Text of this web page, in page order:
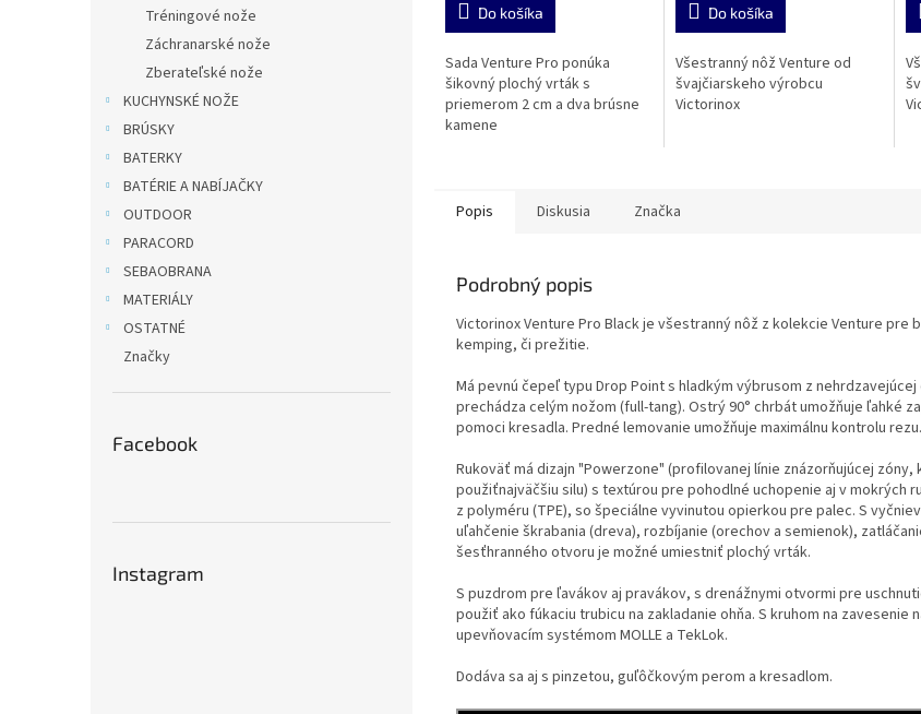
Tréningové nože
Záchranarské nože
Zberateľské nože
KUCHYNSKÉ NOŽE
BRÚSKY
BATERKY
BATÉRIE A NABÍJAČKY
OUTDOOR
PARACORD
SEBAOBRANA
MATERIÁLY
OSTATNÉ
Značky
Facebook
Instagram
Do košíka
Sada Venture Pro ponúka
šikovný plochý vrták s
priemerom 2 cm a dva brúsne
kamene
Do košíka
Všestranný nôž Venture od
švajčiarskeho výrobcu
Victorinox
Popis Diskusia Značka
Podrobný popis
Victorinox Venture Pro Black je všestranný nôž z kolekcie Venture pre
kemping, či prežitie.
Má pevnú čepeľ typu Drop Point s hladkým výbrusom z nehrdzavejúcej
prechádza celým nožom (full-tang). Ostrý 90° chrbát umožňuje ľahké
pomoci kresadla. Predné lemovanie umožňuje maximálnu kontrolu rezu.
Rukoväť má dizajn "Powerzone" (profilovanej línie znázorňujúcej zóny,
použiťnajväčšiu silu) s textúrou pre pohodlné uchopenie aj v mokrých
z polyméru (TPE), so špeciálne vyvinutou opierkou pre palec. S
uľahčenie škrabania (dreva), rozbíjanie (orechov a semienok),
šesťhranného otvoru je možné umiestniť plochý vrták.
S puzdrom pre ľavákov aj pravákov, s drenážnymi otvormi pre
použiť ako fúkaciu trubicu na zakladanie ohňa. S kruhom na zavesenie
upevňovacím systémom MOLLE a TekLok.
Dodáva sa aj s pinzetou, guľôčkovým perom a kresadlom.